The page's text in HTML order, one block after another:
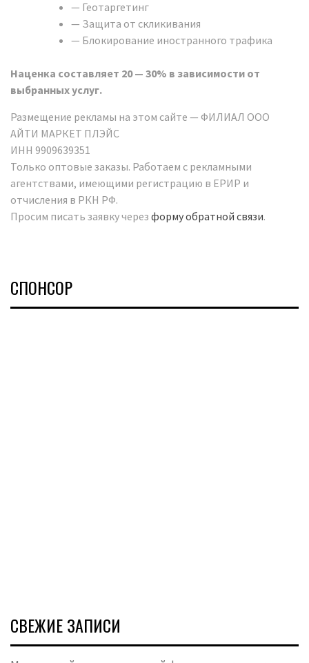
— Геотаргетинг
— Защита от скликивания
— Блокирование иностранного трафика
Наценка составляет 20 — 30% в зависимости от
выбранных услуг.
Размещение рекламы на этом сайте — ФИЛИAЛ ООО
AЙТИ МАРКEТ ПЛЭЙC
ИНН 9909639351
Только оптовые заказы. Работаем с рекламными
агентствами, имеющими регистрацию в ЕРИР и
отчисления в РКН РФ.
Просим писать заявку через форму обратной связи.
СПОНСОР
СВЕЖИЕ ЗАПИСИ